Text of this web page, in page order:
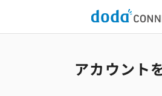
アカウント